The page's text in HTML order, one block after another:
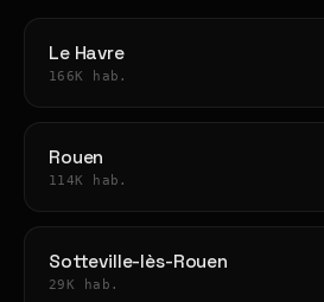
Le Havre
166K hab.
Rouen
114K hab.
Sotteville-lès-Rouen
29K hab.